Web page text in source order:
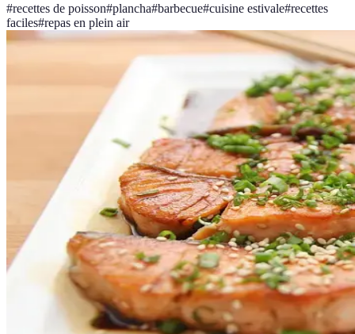
#recettes de poisson#plancha#barbecue#cuisine estivale#recettes
faciles#repas en plein air